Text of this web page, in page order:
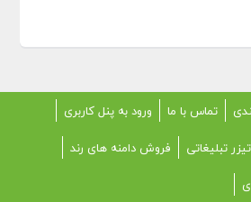
تماس با ما
ورود به پنل کاربری
تبلیغاتی
فروش دامنه های رند